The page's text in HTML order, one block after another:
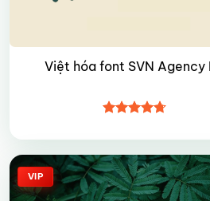
Việt hóa font SVN Agency
hạng4.75
VIP